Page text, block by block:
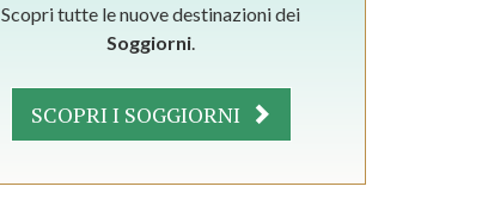
Scopri tutte le nuove destinazioni dei
Soggiorni
SCOPRI I SOGGIORNI